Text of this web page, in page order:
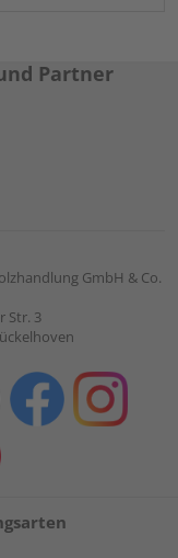
Partner
GmbH & Co.
Str. 3